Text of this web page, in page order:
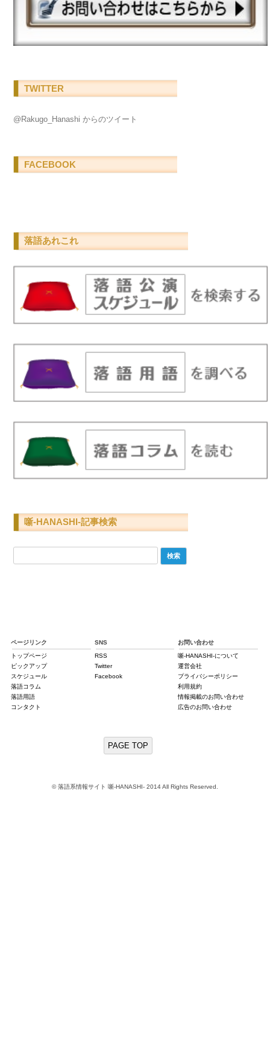
TWITTER
@Rakugo_Hanashi からのツイート
FACEBOOK
落語あれこれ
噺-HANASHI-記事検索
ページリンク
トップページ
ピックアップ
スケジュール
落語コラム
落語用語
コンタクト
SNS
RSS
Twitter
Facebook
お問い合わせ
噺-HANASHI-について
運営会社
プライバシーポリシー
利用規約
情報掲載のお問い合わせ
広告のお問い合わせ
PAGE TOP
© 落語系情報サイト 噺-HANASHI- 2014 All Rights Reserved.